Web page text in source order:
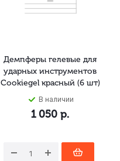
Демпферы гелевые для
ударных инструментов
Cookiegel красный (6 шт)
В наличии
1 050 р.